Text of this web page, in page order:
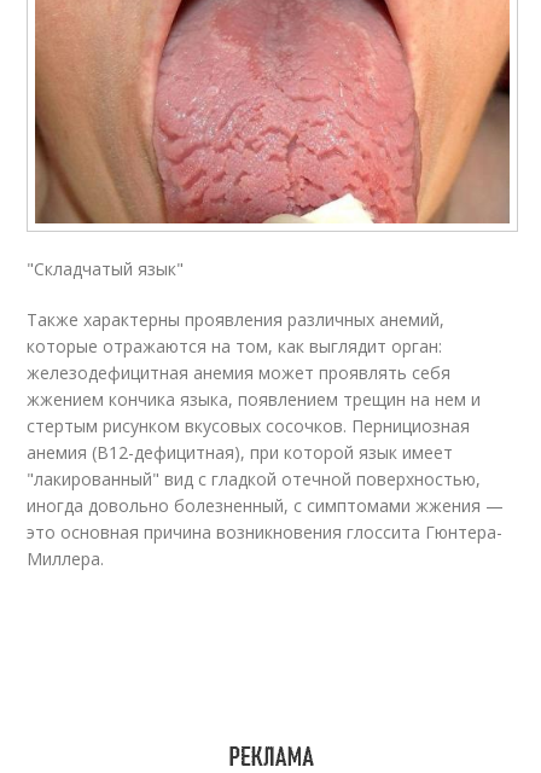
"Складчатый язык"
Также характерны проявления различных анемий,
которые отражаются на том, как выглядит орган:
железодефицитная анемия может проявлять себя
жжением кончика языка, появлением трещин на нем и
стертым рисунком вкусовых сосочков. Пернициозная
анемия (В12-дефицитная), при которой язык имеет
"лакированный" вид с гладкой отечной поверхностью,
иногда довольно болезненный, с симптомами жжения —
это основная причина возникновения глоссита Гюнтера-
Миллера.